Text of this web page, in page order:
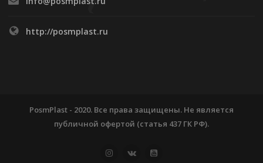
http://posmplast.ru
PosmPlast - 2020. Все права защищены. Не является
публичной офертой (статья 437 ГК РФ).